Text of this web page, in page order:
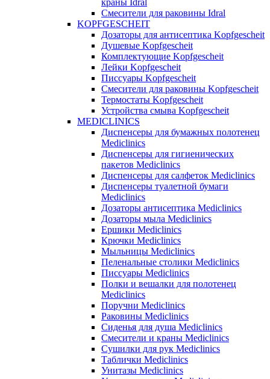
краны Idral
Смеcители для раковины Idral
KOPFGESCHEIT
Дозаторы для антисептика Kopfgescheit
Душевые Kopfgescheit
Комплектующие Kopfgescheit
Лейки Kopfgescheit
Писсуары Kopfgescheit
Смесители для раковины Kopfgescheit
Термостаты Kopfgescheit
Устройства смыва Kopfgescheit
MEDICLINICS
Диспенсеры для бумажных полотенец
Mediclinics
Диспенсеры для гигиенических
пакетов Mediclinics
Диспенсеры для салфеток Mediclinics
Диспенсеры туалетной бумаги
Mediclinics
Дозаторы антисептика Mediclinics
Дозаторы мыла Mediclinics
Ершики Mediclinics
Крючки Mediclinics
Мыльницы Mediclinics
Пеленальные столики Mediclinics
Писсуары Mediclinics
Полки и вешалки для полотенец
Mediclinics
Поручни Mediclinics
Раковины Mediclinics
Сиденья для душа Mediclinics
Смесители и краны Mediclinics
Сушилки для рук Mediclinics
Таблички Mediclinics
Унитазы Mediclinics